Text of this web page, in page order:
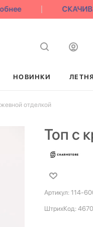
НОВИНКИ
отделкой
Топ с
Артикул: 114-
ШтрихКод: